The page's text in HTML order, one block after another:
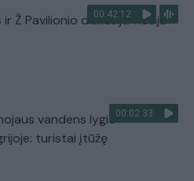
00:42:12
Ž Pavilionio diskusija: Rusija
00:02:33
vandens lygio –
turistai įtūžę